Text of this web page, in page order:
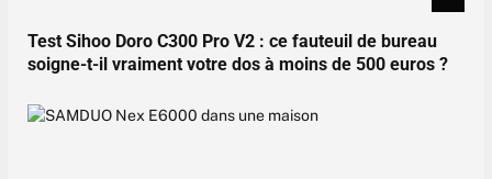
Test Sihoo Doro C300 Pro V2 : ce fauteuil de bureau
soigne-t-il vraiment votre dos à moins de 500 euros ?